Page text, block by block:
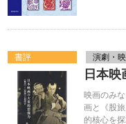
書評 演劇・
日本映
映画のみ
画と《股
的核心を